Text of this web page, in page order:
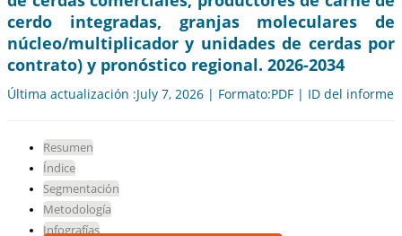
cerdo integradas, granjas moleculares de
núcleo/multiplicador y unidades de cerdas por
contrato) y pronóstico regional. 2026-2034
Última actualización :July 7, 2026 | Formato:PDF | ID del informe:
Resumen
Índice
Segmentación
Metodología
Infografías